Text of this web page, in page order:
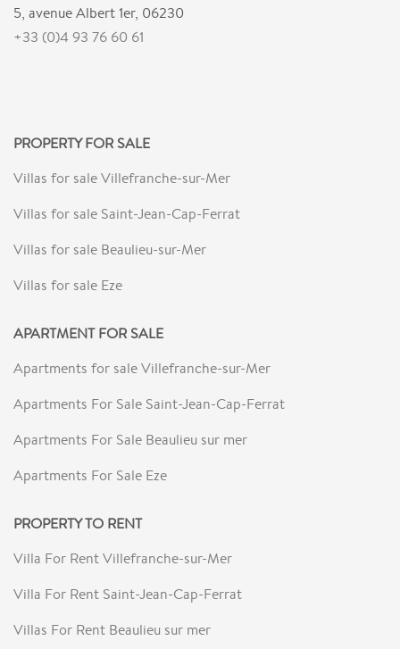
5, avenue Albert 1er, 06230
+33 (0)4 93 76 60 61
PROPERTY FOR SALE
Villas for sale Villefranche-sur-Mer
Villas for sale Saint-Jean-Cap-Ferrat
Villas for sale Beaulieu-sur-Mer
Villas for sale Eze
APARTMENT FOR SALE
Apartments for sale Villefranche-sur-Mer
Apartments For Sale Saint-Jean-Cap-Ferrat
Apartments For Sale Beaulieu sur mer
Apartments For Sale Eze
PROPERTY TO RENT
Villa For Rent Villefranche-sur-Mer
Villa For Rent Saint-Jean-Cap-Ferrat
Villas For Rent Beaulieu sur mer